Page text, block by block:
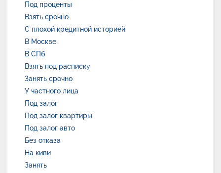
Под проценты
Взять срочно
С плохой кредитной историей
В Москве
В СПб
Взять под расписку
Занять срочно
У частного лица
Под залог
Под залог квартиры
Под залог авто
Без отказа
На киви
Занять